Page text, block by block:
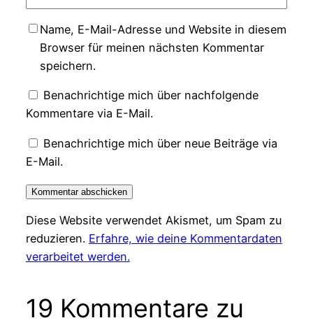
Name, E-Mail-Adresse und Website in diesem
Browser für meinen nächsten Kommentar
speichern.
Benachrichtige mich über nachfolgende
Kommentare via E-Mail.
Benachrichtige mich über neue Beiträge via
E-Mail.
Diese Website verwendet Akismet, um Spam zu
reduzieren. Erfahre, wie deine Kommentardaten
verarbeitet werden.
19 Kommentare zu